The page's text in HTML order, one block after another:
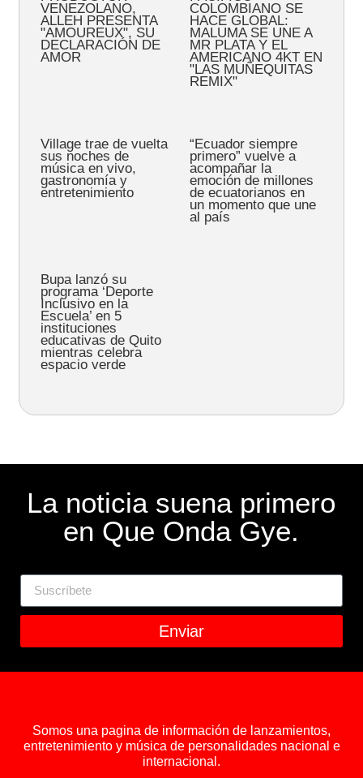
VENEZOLANO,
ALLEH PRESENTA
"AMOUREUX", SU
DECLARACIÓN DE
AMOR
COLOMBIANO SE
HACE GLOBAL:
MALUMA SE UNE A
MR PLATA Y EL
AMERICANO 4KT EN
"LAS MUÑEQUITAS
REMIX"
Village trae de vuelta
sus noches de
música en vivo,
gastronomía y
entretenimiento
“Ecuador siempre
primero” vuelve a
acompañar la
emoción de millones
de ecuatorianos en
un momento que une
al país
Bupa lanzó su
programa ‘Deporte
Inclusivo en la
Escuela’ en 5
instituciones
educativas de Quito
mientras celebra
espacio verde
La noticia suena primero
en Que Onda Gye.
Enviar
Somos una pagina de información de lanzamientos,
entretenimiento y música de personalidades nacional e
internacional.